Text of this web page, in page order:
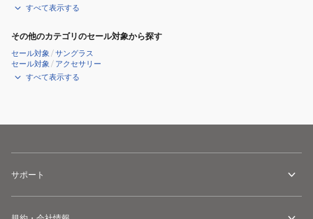
すべて表示する
その他のカテゴリのセール対象から探す
セール対象 /サングラス
セール対象 / アクセサリー
すべて表示する
サポート